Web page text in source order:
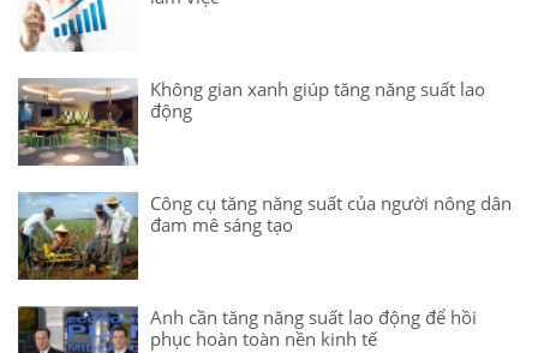
Không gian xanh giúp tăng năng suất lao
động
Công cụ tăng năng suất của người nông dân
đam mê sáng tạo
Anh cần tăng năng suất lao động để hồi
phục hoàn toàn nền kinh tế